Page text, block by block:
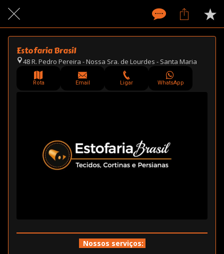
Estofaria Brasil
48 R. Pedro Pereira - Nossa Sra. de Lourdes - Santa Maria
Rota Email Ligar WhatsApp
Nossos serviços: